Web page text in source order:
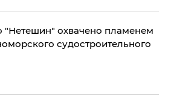
"Нетешин" охвачено пламенем
судостроительного